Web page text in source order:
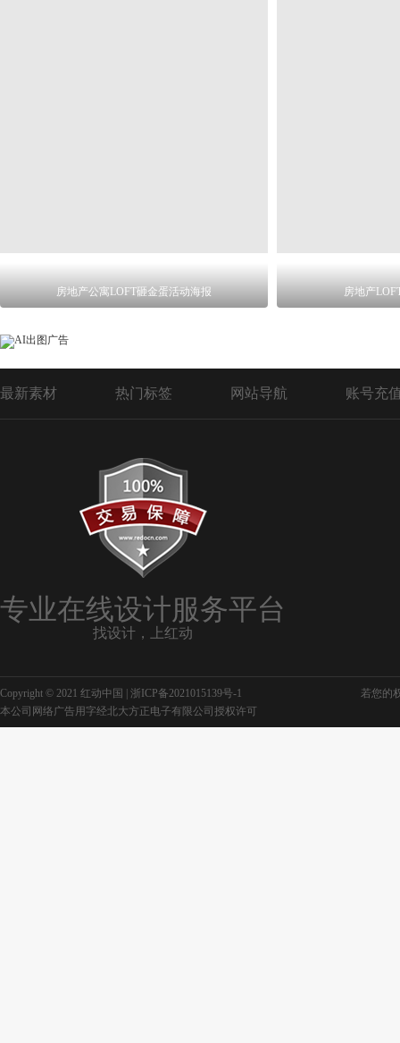
房地产公寓LOFT砸金蛋活动海报 房地产
最新素材 热门标签 网站导航 账号充
专业在线设计服务平台
找设计，上红动
Copyright © 2021 红动中国 | 浙ICP备2021015139号-1
若您的
本公司网络广告用字经北大方正电子有限公司授权许可